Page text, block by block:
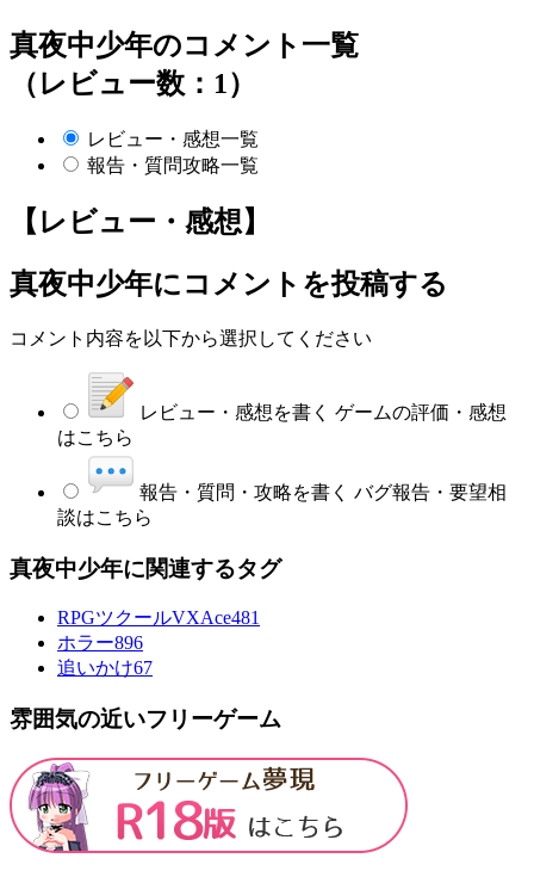
真夜中少年のコメント一覧
（レビュー数：1）
レビュー・感想一覧
報告・質問攻略一覧
【レビュー・感想】
真夜中少年にコメントを投稿する
コメント内容を以下から選択してください
レビュー・感想を書く ゲームの評価・感想
はこちら
報告・質問・攻略を書く バグ報告・要望相
談はこちら
真夜中少年に関連するタグ
RPGツクールVXAce481
ホラー896
追いかけ67
雰囲気の近いフリーゲーム